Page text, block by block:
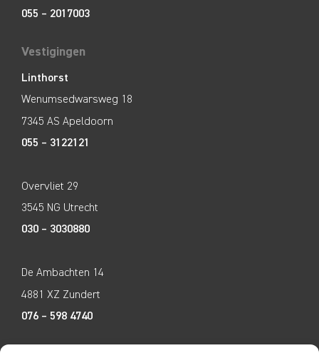
055 – 2017003
Vestigingen
Linthorst
Wenumsedwarsweg 18
7345 AS Apeldoorn
055 – 3122121
Overvliet 29
3545 NG Utrecht
030 – 3030880
De Ambachten 14
4881 XZ Zundert
076 – 598 4740